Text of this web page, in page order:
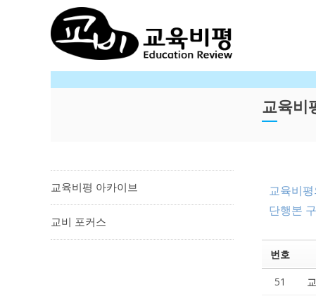
교육비
교육비평 아카이브
교비 포커스
교육비
단행본
번호
51